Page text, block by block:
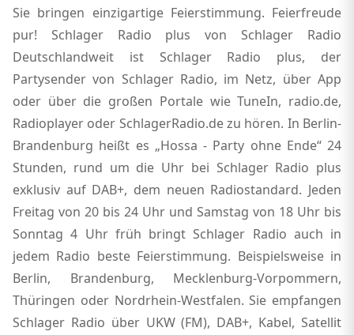
Sie bringen einzigartige Feierstimmung. Feierfreude
pur! Schlager Radio plus von Schlager Radio
Deutschlandweit ist Schlager Radio plus, der
Partysender von Schlager Radio, im Netz, über App
oder über die großen Portale wie TuneIn, radio.de,
Radioplayer oder SchlagerRadio.de zu hören. In Berlin-
Brandenburg heißt es „Hossa - Party ohne Ende“ 24
Stunden, rund um die Uhr bei Schlager Radio plus
exklusiv auf DAB+, dem neuen Radiostandard. Jeden
Freitag von 20 bis 24 Uhr und Samstag von 18 Uhr bis
Sonntag 4 Uhr früh bringt Schlager Radio auch in
jedem Radio beste Feierstimmung. Beispielsweise in
Berlin, Brandenburg, Mecklenburg-Vorpommern,
Thüringen oder Nordrhein-Westfalen. Sie empfangen
Schlager Radio über UKW (FM), DAB+, Kabel, Satellit